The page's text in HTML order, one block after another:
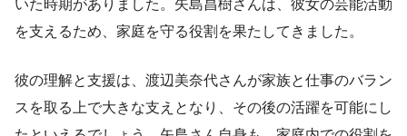
いた時期がありました。矢島昌樹さんは、彼女の芸能活動
を支えるため、家庭を守る役割を果たしてきました。
彼の理解と支援は、渡辺美奈代さんが家族と仕事のバラン
スを取る上で大きな支えとなり、その後の活躍を可能にし